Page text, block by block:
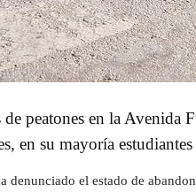
peatones en la Avenida
en su mayoría
el estado de